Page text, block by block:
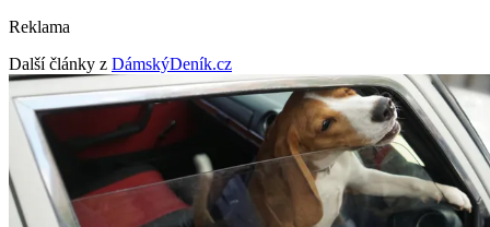
Reklama
Další články z DámskýDeník.cz